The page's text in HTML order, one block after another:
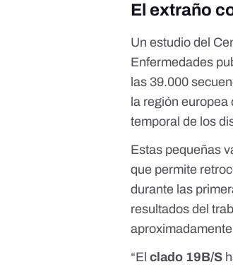
El extraño
Un estudio del
Enfermedades
las 39.000
la región europea
temporal de los
Estas pequeñas
que permite
durante las
resultados del
“Elclado 19B/S